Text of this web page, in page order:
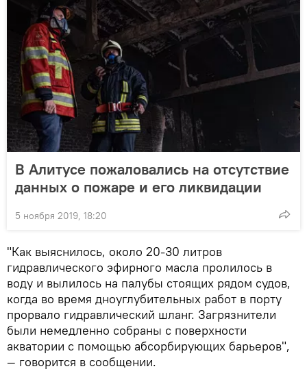
В Алитусе пожаловались на отсутствие
данных о пожаре и его ликвидации
5 ноября 2019, 18:20
"Как выяснилось, около 20-30 литров
гидравлического эфирного масла пролилось в
воду и вылилось на палубы стоящих рядом судов,
когда во время дноуглубительных работ в порту
прорвало гидравлический шланг. Загрязнители
были немедленно собраны с поверхности
акватории с помощью абсорбирующих барьеров",
— говорится в сообщении.